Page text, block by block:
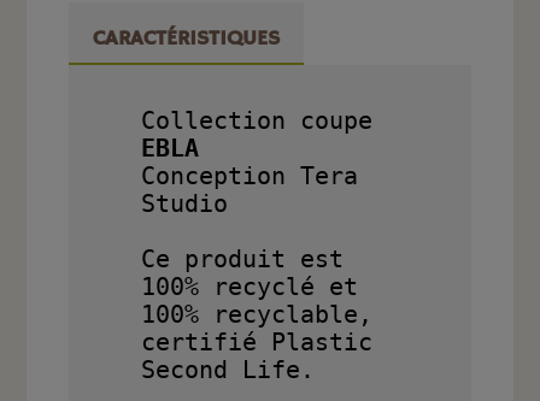
CARACTÉRISTIQUES
EBLA
Conception Tera
Studio
Ce produit est
100% recyclé et
100% recyclable,
certifié Plastic